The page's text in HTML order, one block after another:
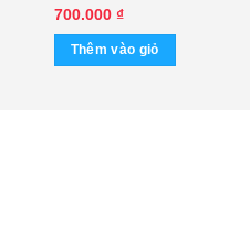
Diệu – Đình Văn (3G)
700.000 ₫
Thêm vào giỏ